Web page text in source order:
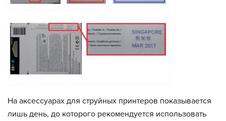
На аксессуарах для струйных принтеров показывается
лишь день, до которого рекомендуется использовать